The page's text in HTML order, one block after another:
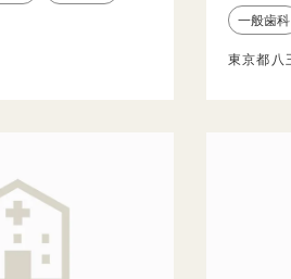
一般歯科
東京都八